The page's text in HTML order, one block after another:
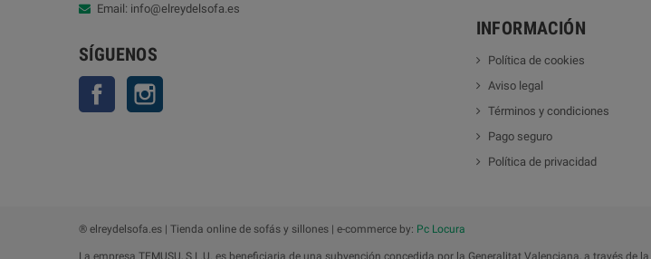
Email: info@elreydelsofa.es
SÍGUENOS
Facebook
INFORMACIÓN
Política de cookies
Aviso legal
Términos y condiciones
Pago seguro
Política de privacidad
® elreydelsofa.es | Tienda online de sofás y sillones | e-commerce by: Pc Locura
La empresa TEMUSU, S.L.U. es beneficiaria de una subvención concedida por la Generalitat Valenciana, a través de la